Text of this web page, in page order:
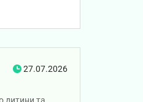
27.07.2026